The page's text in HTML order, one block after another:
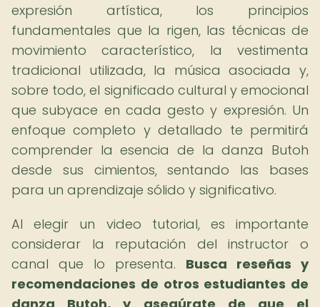
expresión artística, los principios
fundamentales que la rigen, las técnicas de
movimiento característico, la vestimenta
tradicional utilizada, la música asociada y,
sobre todo, el significado cultural y emocional
que subyace en cada gesto y expresión. Un
enfoque completo y detallado te permitirá
comprender la esencia de la danza Butoh
desde sus cimientos, sentando las bases
para un aprendizaje sólido y significativo.
Al elegir un video tutorial, es importante
considerar la reputación del instructor o
canal que lo presenta. Busca reseñas y
recomendaciones de otros estudiantes de